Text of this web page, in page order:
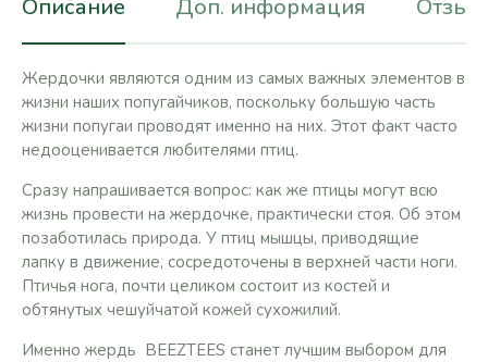
Описание Доп. информация
Жердочки являются одним из самых важных элементов в
жизни наших попугайчиков, поскольку большую часть
жизни попугаи проводят именно на них. Этот факт часто
недооценивается любителями птиц.
Сразу напрашивается вопрос: как же птицы могут всю
жизнь провести на жердочке, практически стоя. Об этом
позаботилась природа. У птиц мышцы, приводящие
лапку в движение, сосредоточены в верхней части ноги.
Птичья нога, почти целиком состоит из костей и
обтянутых чешуйчатой кожей сухожилий.
Именно жердь BEEZTEES станет лучшим выбором для